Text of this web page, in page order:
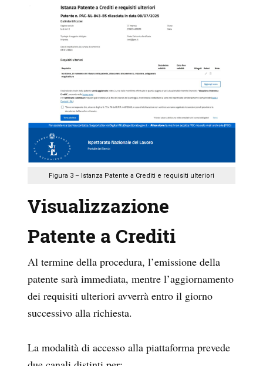
Figura 3 – Istanza Patente a Crediti e requisiti ulteriori
Visualizzazione
Patente a Crediti
Al termine della procedura, l’emissione della
patente sarà immediata, mentre l’aggiornamento
dei requisiti ulteriori avverrà entro il giorno
successivo alla richiesta.
La modalità di accesso alla piattaforma prevede